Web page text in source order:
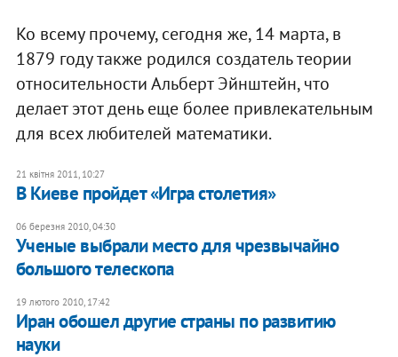
Ко всему прочему, сегодня же, 14 марта, в
1879 году также родился создатель теории
относительности Альберт Эйнштейн, что
делает этот день еще более привлекательным
для всех любителей математики.
21 квітня 2011, 10:27
В Киеве пройдет «Игра столетия»
06 березня 2010, 04:30
Ученые выбрали место для чрезвычайно
большого телескопа
19 лютого 2010, 17:42
Иран обошел другие страны по развитию
науки